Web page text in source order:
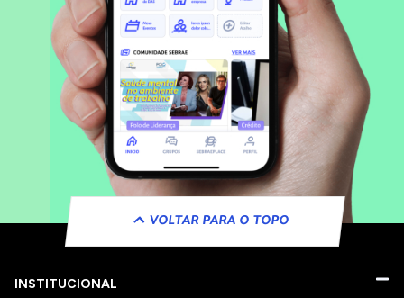
VOLTAR PARA O TOPO
INSTITUCIONAL